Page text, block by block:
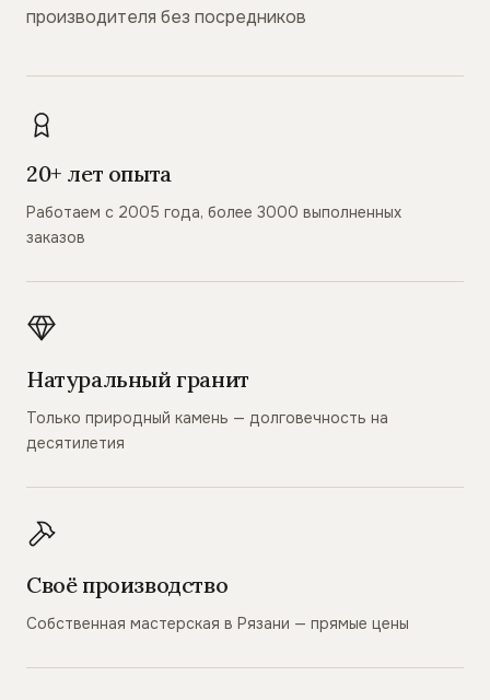
производителя без посредников
20+ лет опыта
Работаем с 2005 года, более 3000 выполненных
заказов
Натуральный гранит
Только природный камень — долговечность на
десятилетия
Своё производство
Собственная мастерская в Рязани — прямые цены